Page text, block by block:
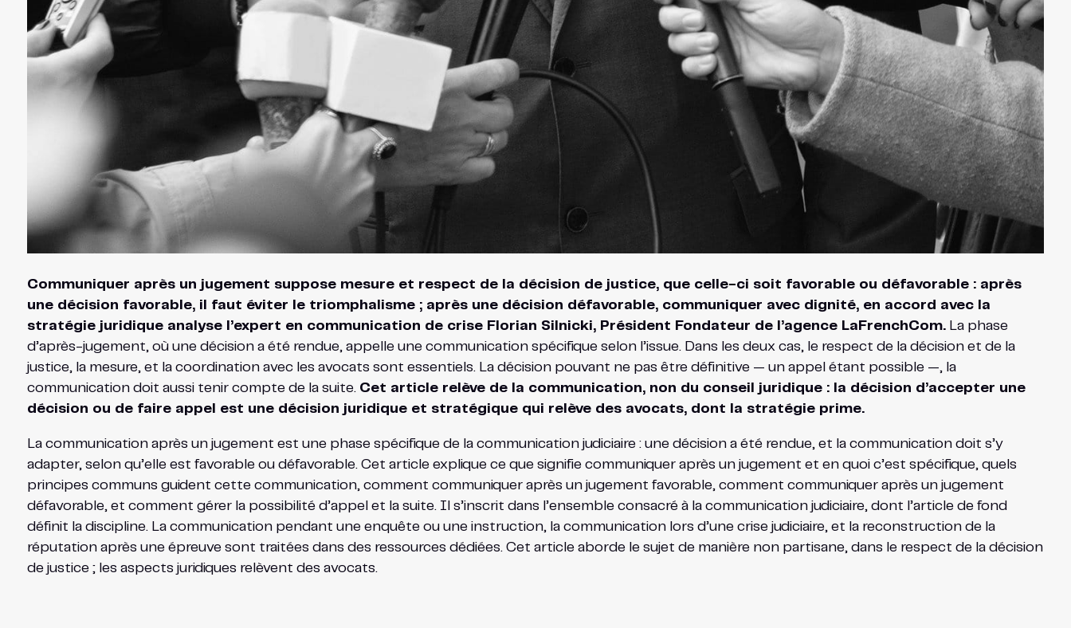
Communiquer après un jugement suppose mesure et respect de la décision de justice, que celle-ci soit favorable ou défavorable : après
une décision favorable, il faut éviter le triomphalisme ; après une décision défavorable, communiquer avec dignité, en accord avec la
stratégie juridique analyse l’expert en communication de crise Florian Silnicki, Président Fondateur de l’agence LaFrenchCom.La phase
d’après-jugement, où une décision a été rendue, appelle une communication spécifique selon l’issue. Dans les deux cas, le respect de la décision et de la
justice, la mesure, et la coordination avec les avocats sont essentiels. La décision pouvant ne pas être définitive — un appel étant possible —, la
communication doit aussi tenir compte de la suite. Cet article relève de la communication, non du conseil juridique : la décision d’accepter une
décision ou de faire appel est une décision juridique et stratégique qui relève des avocats, dont la stratégie prime.
La communication après un jugement est une phase spécifique de la communication judiciaire : une décision a été rendue, et la communication doit s’y
adapter, selon qu’elle est favorable ou défavorable. Cet article explique ce que signifie communiquer après un jugement et en quoi c’est spécifique, quels
principes communs guident cette communication, comment communiquer après un jugement favorable, comment communiquer après un jugement
défavorable, et comment gérer la possibilité d’appel et la suite. Il s’inscrit dans l’ensemble consacré à la communication judiciaire, dont l’article de fond
définit la discipline. La communication pendant une enquête ou une instruction, la communication lors d’une crise judiciaire, et la reconstruction de la
réputation après une épreuve sont traitées dans des ressources dédiées. Cet article aborde le sujet de manière non partisane, dans le respect de la décision
de justice ; les aspects juridiques relèvent des avocats.